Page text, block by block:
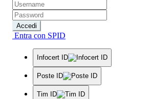
Accedi
Entra con SPID
Infocert ID
Poste ID
Tim ID